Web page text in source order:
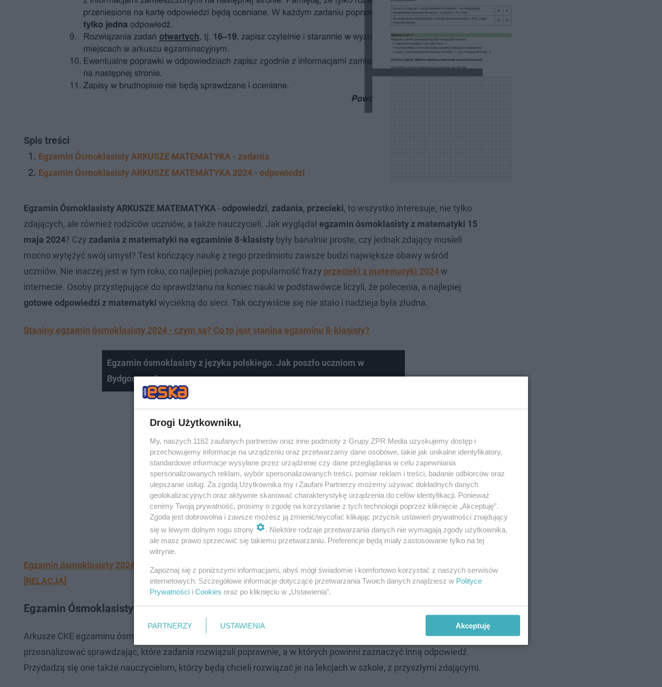
Spis treści
Egzamin Ósmoklasisty ARKUSZE MATEMATYKA - zadania
Egzamin Ósmoklasisty ARKUSZE MATEMATYKA 2024 - odpowiedzi
Egzamin Ósmoklasisty ARKUSZE MATEMATYKA- odpowiedzi, zadania, przecieki, to wszystko interesuje, nie tylko
zdających, ale również rodziców uczniów, a także nauczycieli. Jak wyglądał egzamin ósmoklasisty z matematyki 15
maja 2024? Czy zadania z matematyki na egzaminie 8-klasisty były banalnie proste, czy jednak zdający musieli
mocno wytężyć swój umysł? Test kończący naukę z tego przedmiotu zawsze budzi największe obawy wśród
uczniów. Nie inaczej jest w tym roku, co najlepiej pokazuje popularność frazy przecieki z matematyki 2024w
internecie. Osoby przystępujące do sprawdzianu na koniec nauki w podstawówce liczyli, że polecenia, a najlepiej
gotowe odpowiedzi z matematyki wyciekną do sieci. Tak oczywiście się nie stało i nadzieja była złudna.
Staniny egzamin ósmoklasisty 2024 - czym są? Co to jest stanina egzaminu 8-klasisty?
Egzamin ósmoklasisty z języka polskiego. Jak poszło uczniom w
Bydgoszczy?
Egzamin ósmoklasisty 2024 matematyka - uczniowie zszokowani! "Je*ane otwarte zadania". MOCNE reakcje!
[RELACJA]
Egzamin Ósmoklasisty ARKUSZE MATEMATYKA - zadania
Arkusze CKE egzaminu ósmoklasisty z matematyki 2024 znajdziecie w tym miejscu. Uczniowie raz jeszcze mogą je
przeanalizować sprawdzając, które zadania rozwiązali poprawnie, a w których powinni zaznaczyć inną odpowiedź.
Przydadzą się one także nauczycielom, którzy będą chcieli rozwiązać je na lekcjach w szkole, z przyszłymi zdającymi.
Drogi Użytkowniku,
My, naszych 1162 zaufanych partnerów oraz inne podmioty z Grupy ZPR Media uzyskujemy dostęp i
przechowujemy informacje na urządzeniu oraz przetwarzamy dane osobowe, takie jak unikalne identyfikatory,
standardowe informacje wysyłane przez urządzenie czy dane przeglądania w celu zapewniania
spersonalizowanych reklam, wybór spersonalizowanych treści, pomiar reklam i treści, badanie odbiorców oraz
ulepszanie usług. Za zgodą Użytkownika my i Zaufani Partnerzy możemy używać dokładnych danych
geolokalizacyjnych oraz aktywnie skanować charakterystykę urządzenia do celów identyfikacji. Ponieważ
cenimy Twoją prywatność, prosimy o zgodę na korzystanie z tych technologii poprzez kliknięcie „Akceptuję”.
Zgoda jest dobrowolna i zawsze możesz ją zmienić/wycofać klikając przycisk ustawień prywatności znajdujący
się w lewym dolnym rogu strony
. Niektóre rodzaje przetwarzania danych nie wymagają zgody użytkownika,
ale masz prawo sprzeciwić się takiemu przetwarzaniu. Preferencje będą miały zastosowanie tylko na tej
witrynie.
Zapoznaj się z poniższymi informacjami, abyś mógł świadomie i komfortowo korzystać z naszych serwisów
internetowych. Szczegółowe informacje dotyczące przetwarzania Twoich danych znajdziesz w Polityce
Prywatności i Cookies oraz po kliknięciu w „Ustawienia”.
PARTNERZY USTAWIENIA Akceptuję